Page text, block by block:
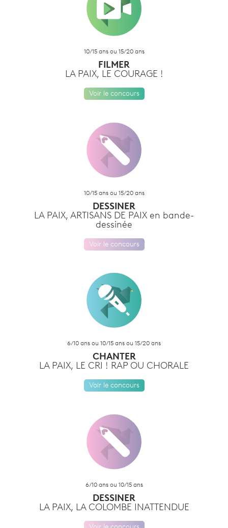
10/15 ans ou 15/20 ans
FILMER
LA PAIX, LE COURAGE !
Voir le concours
10/15 ans ou 15/20 ans
DESSINER
LA PAIX, ARTISANS DE PAIX en bande-
dessinée
Voir le concours
6/10 ans ou 10/15 ans ou 15/20 ans
CHANTER
LA PAIX, LE CRI ! RAP OU CHORALE
Voir le concours
6/10 ans ou 10/15 ans
DESSINER
LA PAIX, LA COLOMBE INATTENDUE